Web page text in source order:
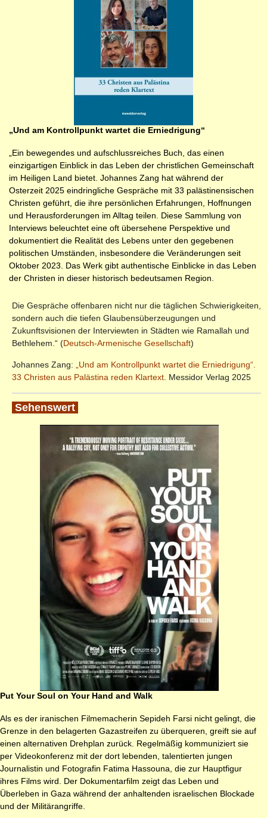
„Und am Kontrollpunkt wartet die Erniedrigung“
„Ein bewegendes und aufschlussreiches Buch, das einen
einzigartigen Einblick in das Leben der christlichen Gemeinschaft
im Heiligen Land bietet. Johannes Zang hat während der
Osterzeit 2025 eindringliche Gespräche mit 33 palästinensischen
Christen geführt, die ihre persönlichen Erfahrungen, Hoffnungen
und Herausforderungen im Alltag teilen. Diese Sammlung von
Interviews beleuchtet eine oft übersehene Perspektive und
dokumentiert die Realität des Lebens unter den gegebenen
politischen Umständen, insbesondere die Veränderungen seit
Oktober 2023. Das Werk gibt authentische Einblicke in das Leben
der Christen in dieser historisch bedeutsamen Region.
Die Gespräche offenbaren nicht nur die täglichen Schwierigkeiten,
sondern auch die tiefen Glaubensüberzeugungen und
Zukunftsvisionen der Interviewten in Städten wie Ramallah und
Bethlehem.“ (Deutsch-Armenische Gesellschaft)
Johannes Zang:
„Und am Kontrollpunkt wartet die Erniedrigung“.
33 Christen aus Palästina reden Klartext . Messidor Verlag 2025
Sehenswert
Put Your Soul on Your Hand and Walk
Als es der iranischen Filmemacherin Sepideh Farsi nicht gelingt, die
Grenze in den belagerten Gazastreifen zu überqueren, greift sie auf
einen alternativen Drehplan zurück. Regelmäßig kommuniziert sie
per Videokonferenz mit der dort lebenden, talentierten jungen
Journalistin und Fotografin Fatima Hassouna, die zur Hauptfigur
ihres Films wird. Der Dokumentarfilm zeigt das Leben und
Überleben in Gaza während der anhaltenden israelischen Blockade
und der Militärangriffe.